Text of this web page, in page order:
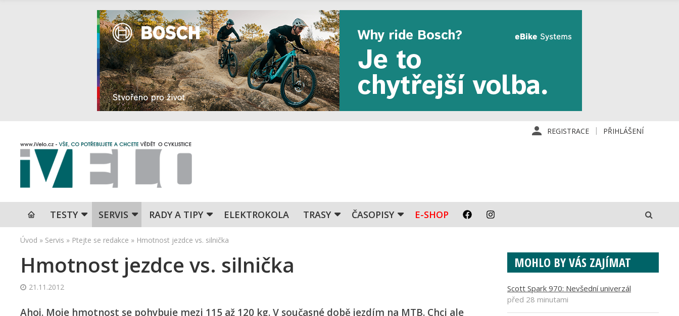
REGISTRACE PŘIHLÁŠENÍ
TESTY SERVIS RADY A TIPY ELEKTROKOLA TRASY ČASOPISY E-SHOP
Úvod » Servis » Ptejte se redakce » Hmotnost jezdce vs. silnička
Hmotnost jezdce vs. silnička
21.11.2012
Ahoj. Moje hmotnost se pohybuje mezi 115 až 120 kg. V současné době jezdím na MTB. Chci ale
MOHLO BY VÁS ZAJÍMAT
Scott Spark 970: Nevšední univerzál
před 28 minutami